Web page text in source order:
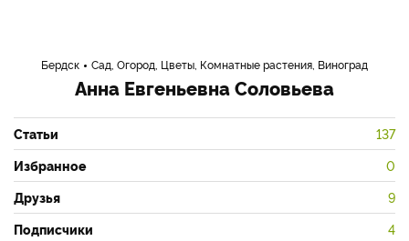
Бердск Сад, Огород, Цветы, Комнатные растения, Виноград
Анна Евгеньевна Соловьева
Статьи 137
Избранное 0
Друзья 9
Подписчики 4